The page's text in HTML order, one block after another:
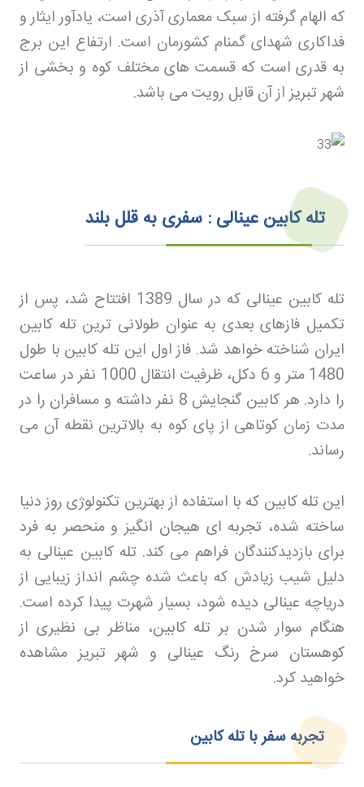
که الهام گرفته از سبک معماری آذری است، یادآور ایثار و
فداکاری شهدای گمنام کشورمان است. ارتفاع این برج
به قدری است که قسمت های مختلف کوه و بخشی از
شهر تبریز از آن قابل رویت می باشد.
تله کابین عینالی : سفری به قلل بلند
تله کابین عینالی که در سال 1389 افتتاح شد، پس از
تکمیل فازهای بعدی به عنوان طولانی ترین تله کابین
ایران شناخته خواهد شد. فاز اول این تله کابین با طول
1480 متر و 6 دکل، ظرفیت انتقال 1000 نفر در ساعت
را دارد. هر کابین گنجایش 8 نفر داشته و مسافران را در
مدت زمان کوتاهی از پای کوه به بالاترین نقطه آن می
رساند.
این تله کابین که با استفاده از بهترین تکنولوژی روز دنیا
ساخته شده، تجربه ای هیجان انگیز و منحصر به فرد
برای بازدیدکنندگان فراهم می کند. تله کابین عینالی به
دلیل شیب زیادش که باعث شده چشم انداز زیبایی از
دریاچه عینالی دیده شود، بسیار شهرت پیدا کرده است.
هنگام سوار شدن بر تله کابین، مناظر بی نظیری از
کوهستان سرخ رنگ عینالی و شهر تبریز مشاهده
خواهید کرد.
تجربه سفر با تله کابین